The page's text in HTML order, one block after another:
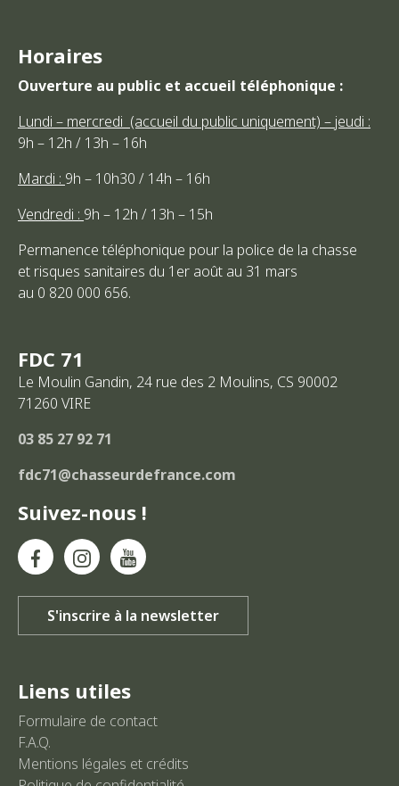
FDC 71
Le Moulin Gandin, 24 rue des 2 Moulins, CS 90002
71260 VIRE
03 85 27 92 71
fdc71@chasseurdefrance.com
Suivez-nous !
Horaires
Ouverture au public et accueil téléphonique :
Lundi – mercredi (accueil du public uniquement) – jeudi :
9h – 12h / 13h – 16h
Mardi : 9h – 10h30 / 14h – 16h
Vendredi : 9h – 12h / 13h – 15h
Permanence téléphonique pour la police de la chasse
et risques sanitaires du 1er août au 31 mars
au 0 820 000 656.
Liens utiles
Formulaire de contact
F.A.Q.
Mentions légales et crédits